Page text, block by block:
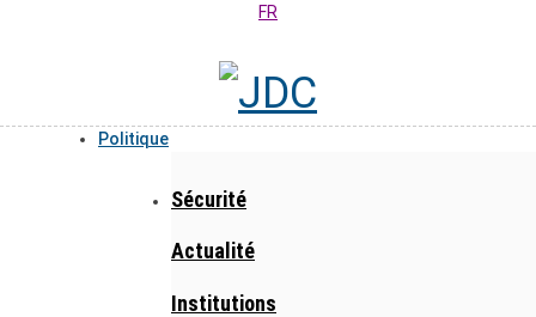
FR
Politique
Sécurité
Actualité
Institutions